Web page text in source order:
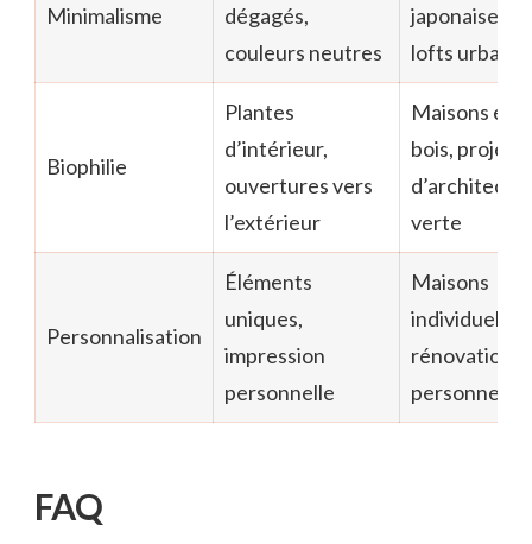
Minimalisme
dégagés,
couleurs neutres
japonaises,
lofts urbains
Biophilie
Plantes
d’intérieur,
ouvertures vers
l’extérieur
Maisons en
bois, projets
verte
Personnalisation
Éléments
uniques,
impression
personnelle
Maisons
individuelles,
rénovations
personnelles
FAQ